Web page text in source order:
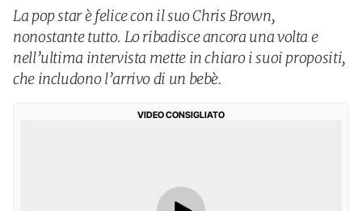
La pop star è felice con il suo Chris Brown,
nonostante tutto. Lo ribadisce ancora una volta e
nell’ultima intervista mette in chiaro i suoi propositi,
che includono l’arrivo di un bebè.
VIDEO CONSIGLIATO